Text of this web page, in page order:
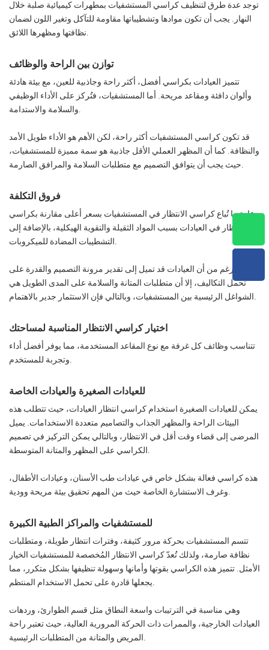
توجد عدة طرق لتنظيف كراسي المستشفيات بمطهرات كيميائية صلبة خلال
النهار. يجب أن تكون موادها وتشطيباتها مقاومة للتآكل وتغير اللون لضمان
نظافتها ومظهرها اللائق.
توازن بين الراحة والوظائف
تتميز العيادات بكراسي أفضل، أكثر راحة وجاذبية للعين، مع بيئة هادئة
وألوان دافئة ومقاعد مريحة. أما المستشفيات، فتُركز على الأداء الوظيفي
والسلامة والاستدامة.
قد تكون كراسي المستشفيات أكثر راحة، لكن الأهم هو الأداء طويل الأمد
والنظافة. كما أن المظهر العملي الأقل جاذبية هو سمة مميزة للمستشفيات،
حيث يجب أن يتوافق التصميم مع متطلبات السلامة والمرافق الصارمة.
فروق التكلفة
عادة ما تُباع كراسي الانتظار في المستشفيات بسعر أعلى مقارنة بكراسي
الانتظار في العيادات بسبب المواد الثقيلة والتقوية الهيكلية، بالإضافة إلى
التشطيبات المضادة للميكروبات.
على الرغم من أن العيادات قد تميل إلى تقدير مرونة التصميم والقدرة على
تحمل التكاليف، إلا أن متطلبات المتانة والسلامة على المدى الطويل هي
الشواغل الرئيسية بين المستشفيات، وبالتالي فإن الاستثمار جدير بالاهتمام.
اختيار كراسي الانتظار المناسبة لمساحتك
تتناسب وظائف كل غرفة مع نوع المقاعد المستخدمة، مما يوفر أفضل أداء
وتجربة للمستخدم.
للعيادات الصغيرة والعيادات الخاصة
يمكن للعيادات الصغيرة استخدام كراسي انتظار العيادات، حيث تتطلب هذه
البيئات الراحة والمظهر الجذاب والتصاميم متعددة الاستخدامات. يميل
المرضى إلى قضاء وقت أقل في الانتظار، وبالتالي يمكن التركيز في تصميم
الكراسي على المظهر والمتانة المتوسطة.
هذه كراسي فعالة بشكل خاص في عيادات طب الأسنان، وعيادات الأطفال،
وغرف الاستشارة الخاصة حيث من المهم تحقيق بيئة مريحة وودية.
للمستشفيات والمراكز الطبية الكبيرة
تتسم المستشفيات بحركة مرور كثيفة، وفترات انتظار طويلة، ومتطلبات
نظافة صارمة، ولذلك تُعدّ كراسي الانتظار المُخصصة للمستشفيات الخيار
الأمثل. تتميز هذه الكراسي بقوتها وأمانها وسهولة تنظيفها بشكل متكرر، مما
يجعلها قادرة على تحمل الاستخدام المنتظم.
وهي مناسبة في الترتيبات واسعة النطاق مثل قسم الطوارئ، وردهات
العيادات الخارجية، والممرات ذات الحركة المرورية العالية، حيث تعتبر راحة
المريض والمتانة من المتطلبات الرئيسية.